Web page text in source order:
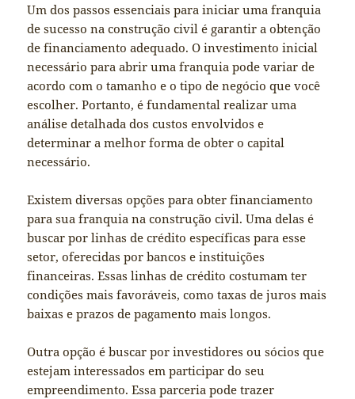
Um dos passos essenciais para iniciar uma franquia
de sucesso na construção civil é garantir a obtenção
de financiamento adequado. O investimento inicial
necessário para abrir uma franquia pode variar de
acordo com o tamanho e o tipo de negócio que você
escolher. Portanto, é fundamental realizar uma
análise detalhada dos custos envolvidos e
determinar a melhor forma de obter o capital
necessário.
Existem diversas opções para obter financiamento
para sua franquia na construção civil. Uma delas é
buscar por linhas de crédito específicas para esse
setor, oferecidas por bancos e instituições
financeiras. Essas linhas de crédito costumam ter
condições mais favoráveis, como taxas de juros mais
baixas e prazos de pagamento mais longos.
Outra opção é buscar por investidores ou sócios que
estejam interessados em participar do seu
empreendimento. Essa parceria pode trazer